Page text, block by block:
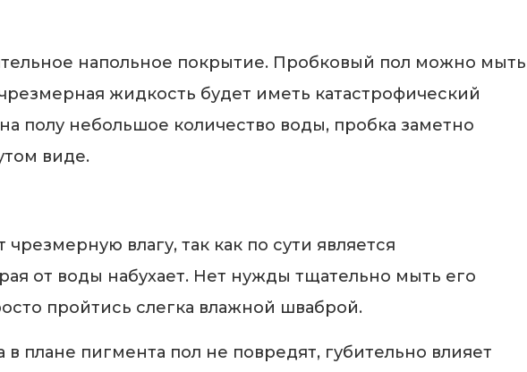
напольное покрытие. Пробковый пол можно мыть
жидкость будет иметь катастрофический
полу небольшое количество воды, пробка заметно
виде.
влагу, так как по сути является
от воды набухает. Нет нужды тщательно мыть его
пройтись слегка влажной шваброй.
плане пигмента пол не повредят, губительно влияет